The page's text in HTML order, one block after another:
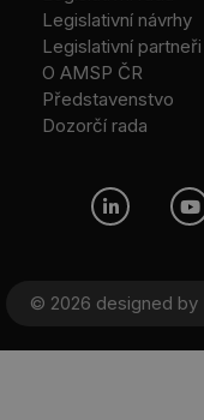
Legislativní návrhy
Legislativní partneři
O AMSP ČR
Představenstvo
Dozorčí rada
© 2026 designed by